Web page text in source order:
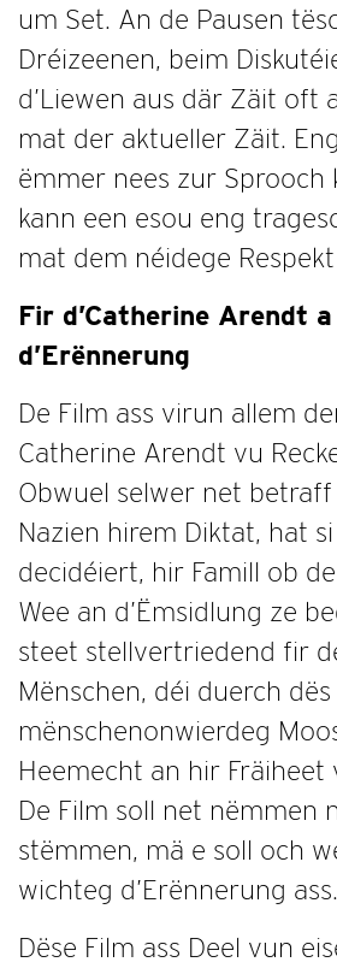
um Set. An de Pausen
Dréizeenen, beim
d’Liewen aus där Zäit oft
mat der aktueller Zäit.
ëmmer nees zur Sprooch
kann een esou eng
mat dem néidege
Fir d’Catherine Arendt
d’Erënnerung
De Film ass virun allem
Catherine Arendt vu
Obwuel selwer net
Nazien hirem Diktat, hat
decidéiert, hir Famill ob
Wee an d’Ëmsidlung ze
steet stellvertriedend fir
Mënschen, déi duerch dës
mënschenonwierdeg
Heemecht an hir Fräiheet
De Film soll net nëmmen
stëmmen, mä e soll och
wichteg d’Erënnerung ass.
Dëse Film ass Deel vun